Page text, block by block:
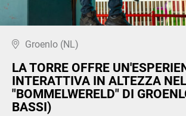
Groenlo (NL)
LA TORRE OFFRE
INTERATTIVA IN ALTEZZA NEL
"BOMMELWERELD" DI
BASSI)